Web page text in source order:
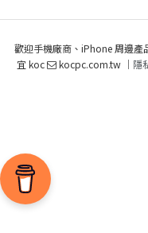
歡迎手機廠商、iPhone 周邊產
宜 koc
kocpc.com.tw ｜ 隱